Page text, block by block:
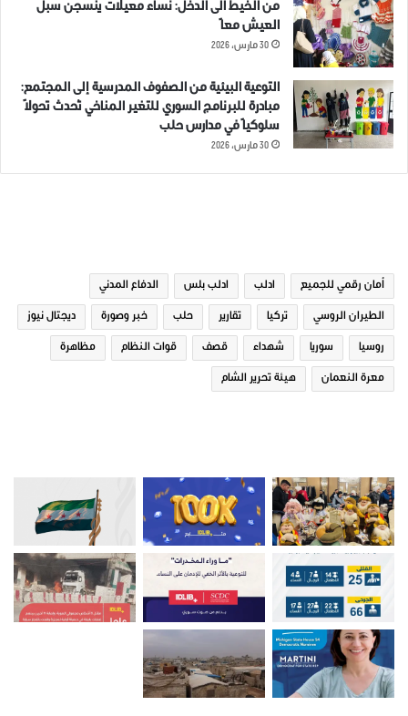
من الخيط الى الدخل: نساء معيلات ينسجن سبل
العيش معاً
30 مارس، 2026
التوعية البيئية من الصفوف المدرسية إلى المجتمع:
مبادرة للبرنامج السوري للتغير المناخي تُحدث تحولاً
سلوكياً في مدارس حلب
30 مارس، 2026
أمان رقمي للجميع ادلب ادلب بلس الدفاع المدني
الطيران الروسي تركيا تقارير حلب خبر وصورة ديجتال نيوز
روسيا سوريا شهداء قصف قوات النظام مظاهرة
معرة النعمان هيئة تحرير الشام